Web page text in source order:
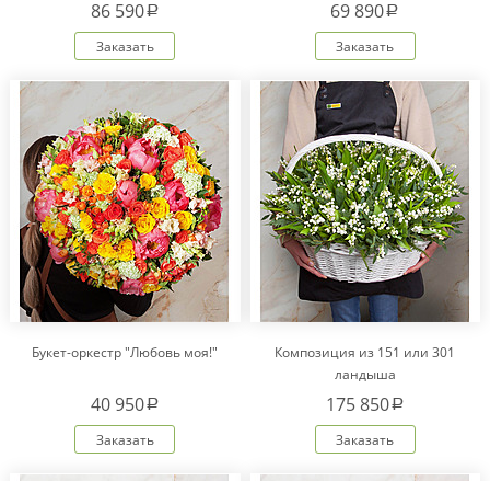
86 590a
Заказать
69 890a
Заказать
Букет-оркестр "Любовь моя!"
40 950a
Заказать
Композиция из 151 или 301
ландыша
175 850a
Заказать